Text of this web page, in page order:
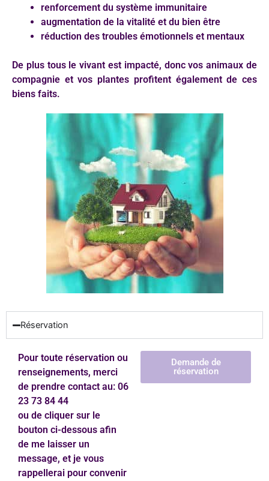
renforcement du système immunitaire
augmentation de la vitalité et du bien être
réduction des troubles émotionnels et mentaux
De plus tous le vivant est impacté, donc vos animaux de
compagnie et vos plantes profitent également de ces
biens faits.
Réservation
Pour toute réservation ou
renseignements, merci
de prendre contact au: 06
23 73 84 44
ou de cliquer sur le
bouton ci-dessous afin
de me laisser un
message, et je vous
rappellerai pour convenir
Demande de
réservation